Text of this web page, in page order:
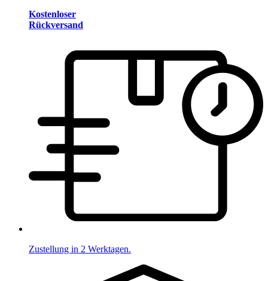
Kostenloser
Rückversand
Zustellung in 2 Werktagen.